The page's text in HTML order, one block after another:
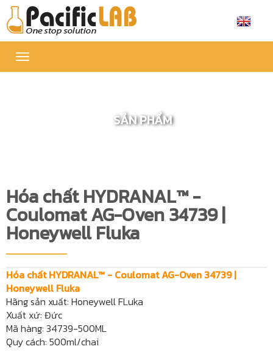
Toggle
navigation
SẢN PHẨM
Hóa chất HYDRANAL™ -
Coulomat AG-Oven 34739 |
Honeywell Fluka
Hóa chất HYDRANAL™ - Coulomat AG-Oven 34739 |
Honeywell Fluka
Hãng sản xuất: Honeywell FLuka
Xuất xứ: Đức
Mã hàng: 34739-500ML
Quy cách: 500ml/chai